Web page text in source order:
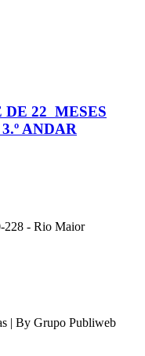
22 MESES
ANDAR
228 - Rio Maior
| By Grupo Publiweb